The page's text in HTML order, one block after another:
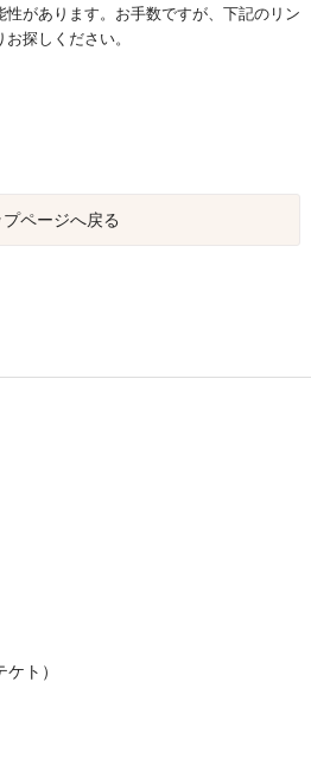
があります。お手数ですが、下記のリン
お探しください。
プページへ戻る
ト）